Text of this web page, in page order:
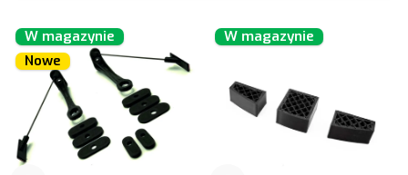
W magazynie
Nowe
W magazynie